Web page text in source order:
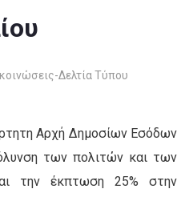
Δελτία Τύπου
Αρχή Δημοσίων Εσόδων
των πολιτών και των
την έκπτωση 25% στην